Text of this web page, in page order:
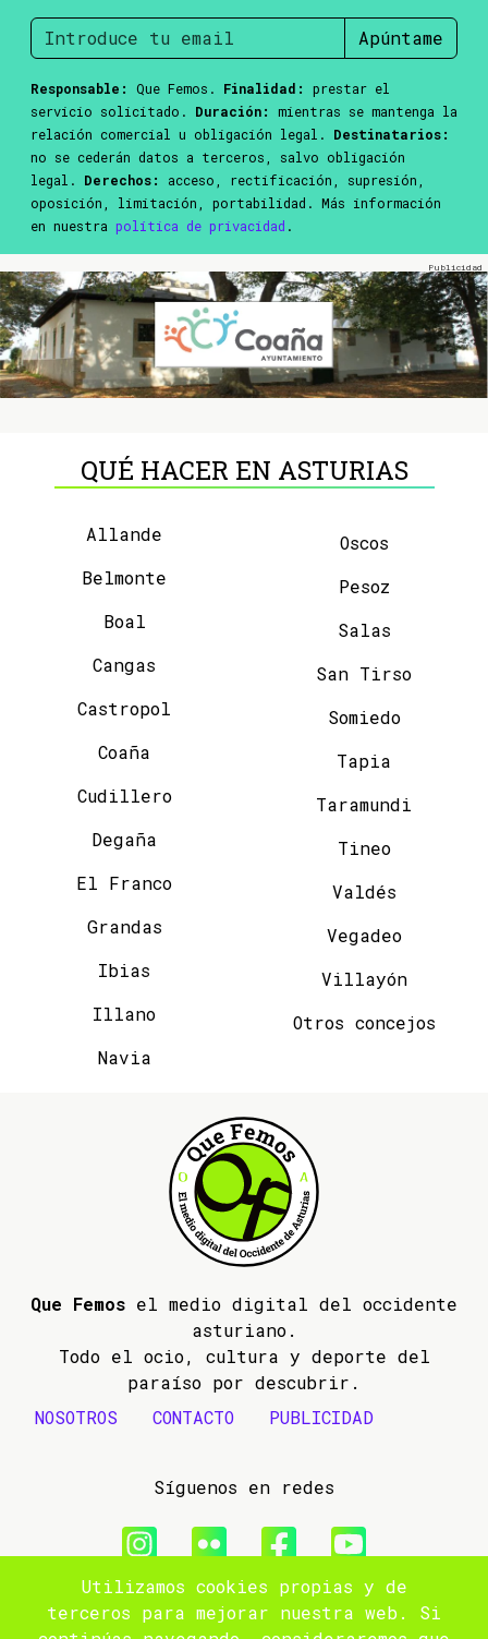
Apúntame
Responsable: Que Femos. Finalidad:
prestar el
servicio solicitado. Duración:
mientras se mantenga la
relación comercial u obligación legal. Destinatarios:
no se cederán datos a terceros, salvo obligación
legal. Derechos:
acceso, rectificación, supresión,
oposición, limitación, portabilidad. Más información
en nuestra política de privacidad .
QUÉ HACER EN ASTURIAS
Allande
Belmonte
Boal
Cangas
Castropol
Coaña
Cudillero
Degaña
El Franco
Grandas
Ibias
Illano
Navia
Oscos
Pesoz
Salas
San Tirso
Somiedo
Tapia
Taramundi
Tineo
Valdés
Vegadeo
Villayón
Otros concejos
Que Femos el medio digital del occidente
asturiano.
Todo el ocio, cultura y deporte del
paraíso por descubrir.
NOSOTROS
CONTACTO PUBLICIDAD
Síguenos en redes
© 2009- 2026 Que Femos
Utilizamos cookies propias y de
terceros para mejorar nuestra web. Si